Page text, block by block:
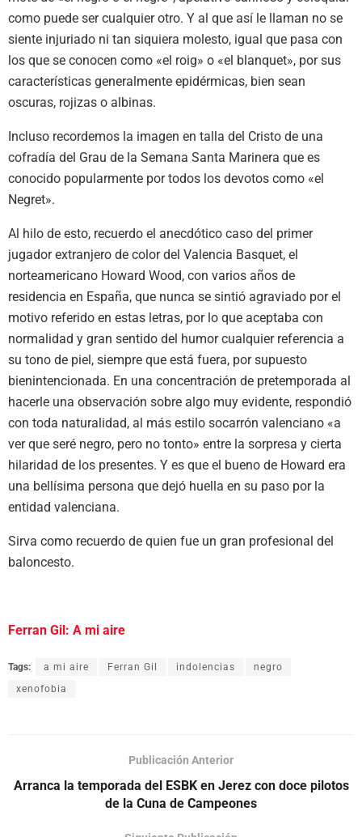
como puede ser cualquier otro. Y al que así le llaman no se
siente injuriado ni tan siquiera molesto, igual que pasa con
los que se conocen como «el roig» o «el blanquet», por sus
características generalmente epidérmicas, bien sean
oscuras, rojizas o albinas.
Incluso recordemos la imagen en talla del Cristo de una
cofradía del Grau de la Semana Santa Marinera que es
conocido popularmente por todos los devotos como «el
Negret».
Al hilo de esto, recuerdo el anecdótico caso del primer
jugador extranjero de color del Valencia Basquet, el
norteamericano Howard Wood, con varios años de
residencia en España, que nunca se sintió agraviado por el
motivo referido en estas letras, por lo que aceptaba con
normalidad y gran sentido del humor cualquier referencia a
su tono de piel, siempre que está fuera, por supuesto
bienintencionada. En una concentración de pretemporada al
hacerle una observación sobre algo muy evidente, respondió
con toda naturalidad, al más estilo socarrón valenciano «a
ver que seré negro, pero no tonto» entre la sorpresa y cierta
hilaridad de los presentes. Y es que el bueno de Howard era
una bellísima persona que dejó huella en su paso por la
entidad valenciana.
Sirva como recuerdo de quien fue un gran profesional del
baloncesto.
Ferran Gil: A mi aire
Tags: a mi aire Ferran Gil indolencias
negro
xenofobia
Publicación Anterior
Arranca la temporada del ESBK en Jerez con doce pilotos
de la Cuna de Campeones